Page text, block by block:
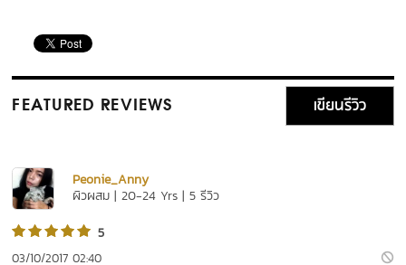
FEATURED REVIEWS เขียนรีวิว
Peonie_Anny
ผิวผสม | 20-24 Yrs | 5 รีวิว
5
03/10/2017 02:40